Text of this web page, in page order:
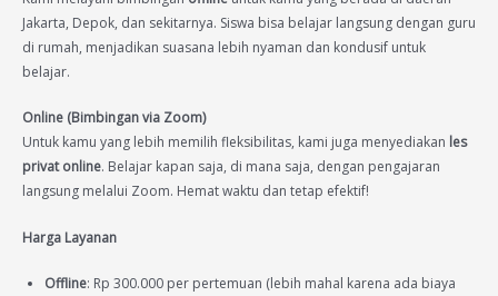
Jakarta, Depok, dan sekitarnya. Siswa bisa belajar langsung dengan guru
di rumah, menjadikan suasana lebih nyaman dan kondusif untuk
belajar.
Online (Bimbingan via Zoom)
Untuk kamu yang lebih memilih fleksibilitas, kami juga menyediakan les
privat online. Belajar kapan saja, di mana saja, dengan pengajaran
langsung melalui Zoom. Hemat waktu dan tetap efektif!
Harga Layanan
Offline: Rp 300.000 per pertemuan (lebih mahal karena ada biaya